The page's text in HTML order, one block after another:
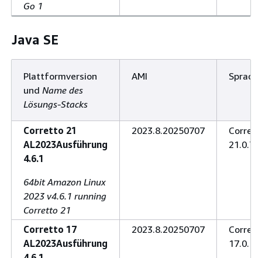
Go 1
Java SE
Plattformversion
und Name des
Lösungs-Stacks
AMI
Corretto 21
AL2023Ausführung
4.6.1
64bit Amazon Linux
2023 v4.6.1 running
Corretto 21
2023.8.20250707
Corretto 17
AL2023Ausführung
2023.8.20250707